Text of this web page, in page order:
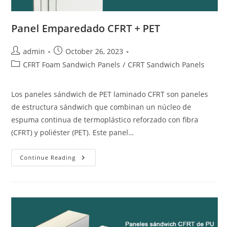
Panel Emparedado CFRT + PET
Post
author:
admin
Post
published:
October 26, 2023
PostCFRT Foam Sandwich Panels / CFRT Sandwich Panels
Los paneles sándwich de PET laminado CFRT son paneles
de estructura sándwich que combinan un núcleo de
espuma continua de termoplástico reforzado con fibra
(CFRT) y poliéster (PET). Este panel…
Continue Reading Panel
Emparedado